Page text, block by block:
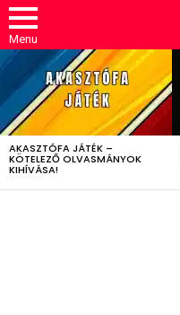
Menu
LATEST
STORIES
AKASZTÓFA JÁTÉK –
KÖTELEZŐ OLVASMÁNYOK
KIHÍVÁSA!